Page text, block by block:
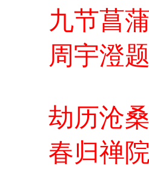
九节菖
周宇澄
劫历沧
春归禅